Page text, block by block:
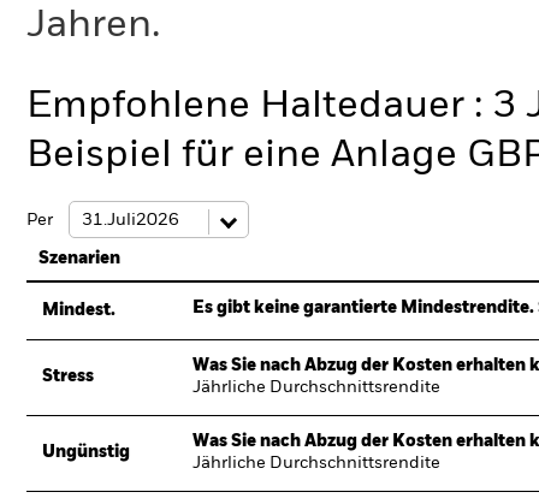
Jahren.
Empfohlene Haltedauer : 3
Beispiel für eine Anlage
Per
Szenarien
Mindest. Es gibt keine garantierte
Stress
Was Sie nach Abzug der Kosten erhalten
Jährliche Durchschnittsrendite
Ungünstig
Was Sie nach Abzug der Kosten erhalten
Jährliche Durchschnittsrendite